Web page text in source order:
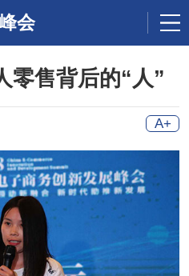
会
零售背后的“人”
A+